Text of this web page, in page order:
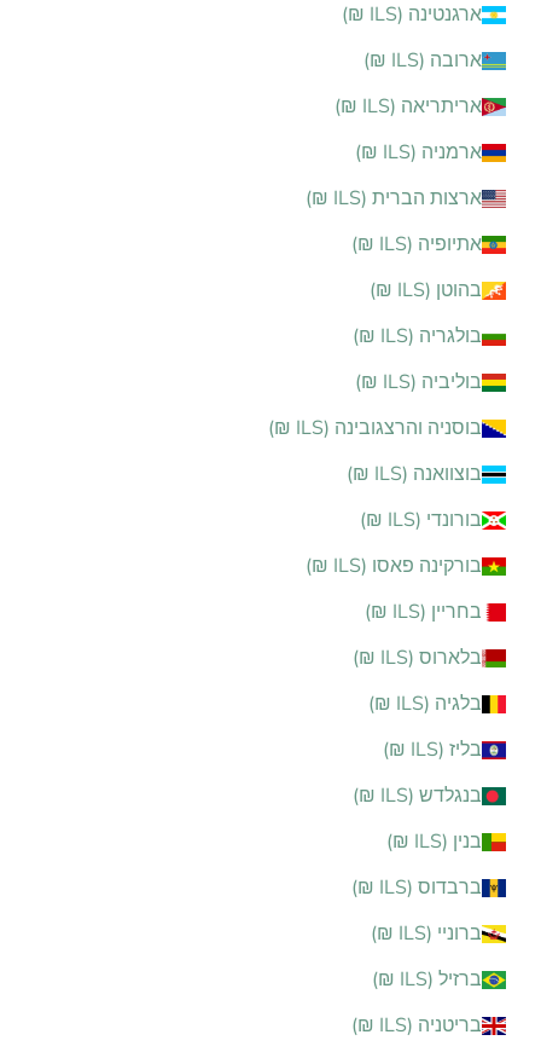
ארגנטינה (ILS ₪)
ארובה (ILS ₪)
אריתריאה (ILS ₪)
ארמניה (ILS ₪)
ארצות הברית (ILS ₪)
אתיופיה (ILS ₪)
בהוטן (ILS ₪)
בולגריה (ILS ₪)
בוליביה (ILS ₪)
בוסניה והרצגובינה (ILS ₪)
בוצוואנה (ILS ₪)
בורונדי (ILS ₪)
בורקינה פאסו (ILS ₪)
בחריין (ILS ₪)
בלארוס (ILS ₪)
בלגיה (ILS ₪)
בליז (ILS ₪)
בנגלדש (ILS ₪)
בנין (ILS ₪)
ברבדוס (ILS ₪)
ברוניי (ILS ₪)
ברזיל (ILS ₪)
בריטניה (ILS ₪)